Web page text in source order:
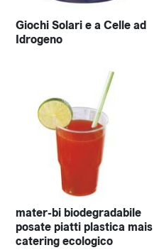
Giochi Solari e a Celle ad
Idrogeno
mater-bi biodegradabile
posate piatti plastica mais
catering ecologico